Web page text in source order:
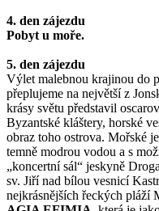
4. den zájezdu
Pobyt u moře.
5. den zájezdu
Výlet malebnou krajinou do
přeplujeme na největší z
krásy světu představil
Byzantské kláštery, horské
obraz toho ostrova. Mořské
temně modrou vodou a s
„koncertní sál“ jeskyně
sv. Jiří nad bílou vesnicí
nejkrásnějších řeckých pláží